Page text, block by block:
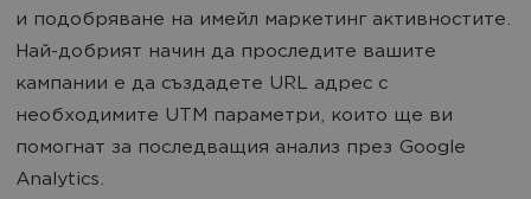
и подобряване на имейл маркетинг активностите.
Най-добрият начин да проследите вашите
кампании е да създадете URL адрес с
необходимите UTM параметри, които ще ви
помогнат за последващия анализ през Google
Analytics.